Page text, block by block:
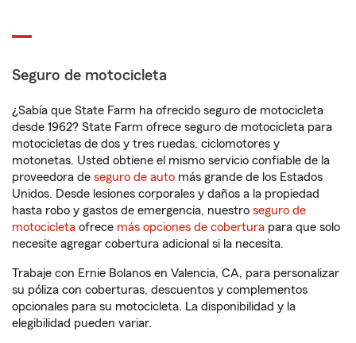
Seguro de motocicleta
¿Sabía que State Farm ha ofrecido seguro de motocicleta
desde 1962? State Farm ofrece seguro de motocicleta para
motocicletas de dos y tres ruedas, ciclomotores y
motonetas. Usted obtiene el mismo servicio confiable de la
proveedora de seguro de auto más grande de los Estados
Unidos. Desde lesiones corporales y daños a la propiedad
hasta robo y gastos de emergencia, nuestro seguro de
motocicleta ofrece más opciones de cobertura para que solo
necesite agregar cobertura adicional si la necesita.
Trabaje con Ernie Bolanos en Valencia, CA, para personalizar
su póliza con coberturas, descuentos y complementos
opcionales para su motocicleta. La disponibilidad y la
elegibilidad pueden variar.